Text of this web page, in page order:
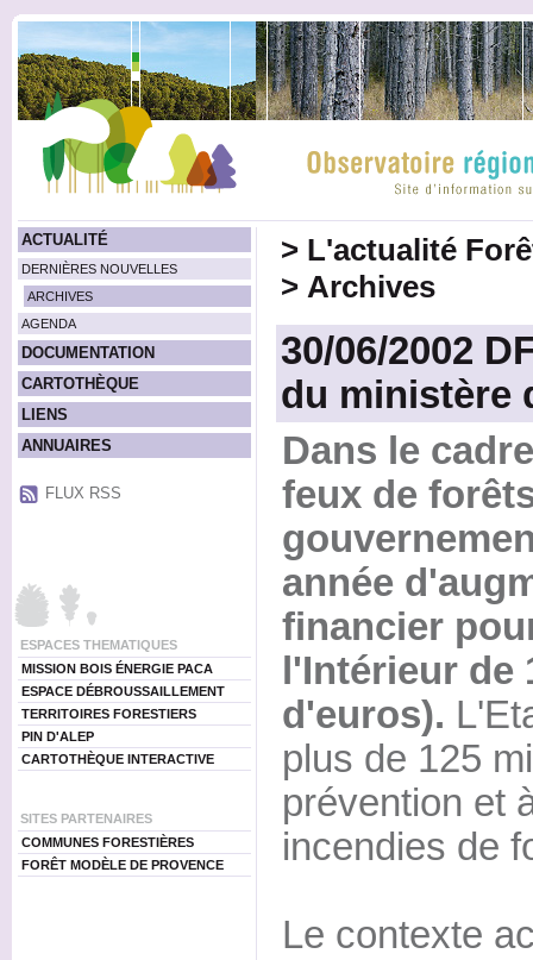
ACTUALITÉ
DERNIÈRES NOUVELLES
ARCHIVES
AGENDA
DOCUMENTATION
CARTOTHÈQUE
LIENS
ANNUAIRES
FLUX RSS
ESPACES THEMATIQUES
MISSION BOIS ÉNERGIE PACA
ESPACE DÉBROUSSAILLEMENT
TERRITOIRES FORESTIERS
PIN D'ALEP
CARTOTHÈQUE INTERACTIVE
SITES PARTENAIRES
COMMUNES FORESTIÈRES
FORÊT MODÈLE DE PROVENCE
> L'actualité
> Archives
30/06/2002
du ministère
Dans le
feux de
année
financier
l'Intérieur de
d'euros).
plus de 125
prévention et
incendies de
Le contexte